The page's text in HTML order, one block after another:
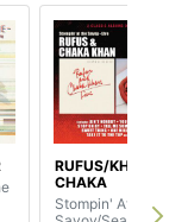
RUFUS/KHAN,
CHAKA
Stompin' At The